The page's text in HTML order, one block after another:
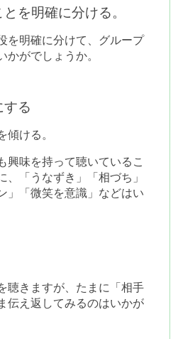
を明確に分ける。
を明確に分けて、グループ
かがでしょうか。
る
傾ける。
興味を持って聴いているこ
、「うなずき」「相づち」
」「微笑を意識」などはい
聴きますが、たまに「相手
伝え返してみるのはいかが